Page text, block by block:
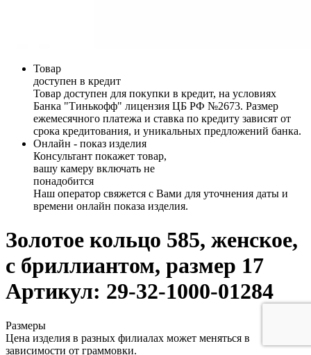
Товар
доступен в кредит
Товар доступен для покупки в кредит, на условиях
Банка "Тинькофф" лицензия ЦБ РФ №2673. Размер
ежемесячного платежа и ставка по кредиту зависят от
срока кредитования, и уникальных предложений банка.
Онлайн - показ изделия
Консультант покажет товар,
вашу камеру включать не
понадобится
Наш оператор свяжется с Вами для уточнения даты и
времени онлайн показа изделия.
Золотое кольцо 585, женское,
с бриллиантом, размер 17
Артикул: 29-32-1000-01284
Размеры
Цена изделия в разных филиалах может меняться в
зависимости от граммовки.